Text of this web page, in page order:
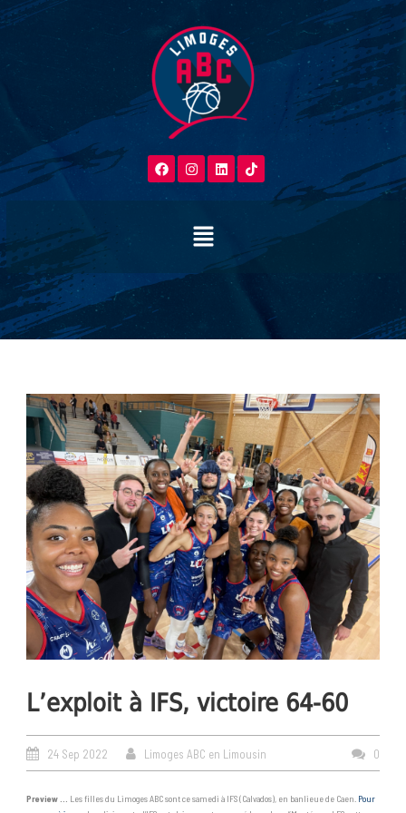
L’exploit à IFS, victoire 64-60
24 Sep 2022 Limoges ABC en Limousin 0
Preview … Les filles du Limoges ABC sont ce samedi à IFS (Calvados), en banlieue de Caen. Pour